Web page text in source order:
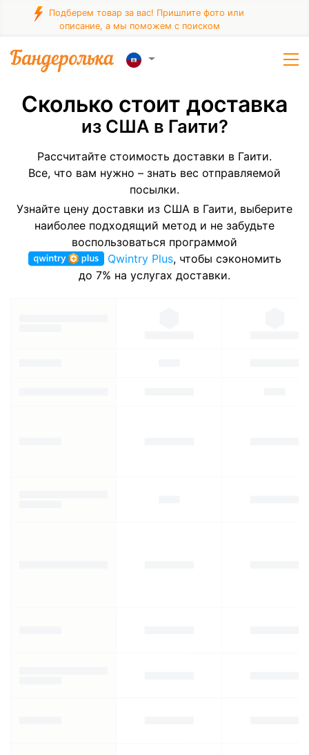
Подберем товар за вас! Пришлите фото или
описание, а мы поможем с поиском
Сколько стоит доставка
из США в Гаити?
Рассчитайте стоимость доставки в Гаити.
Все, что вам нужно – знать вес отправляемой
посылки.
Узнайте цену доставки из США в Гаити, выберите
наиболее подходящий метод и не забудьте
воспользоваться программой
Qwintry Plus, чтобы сэкономить
до 7% на услугах доставки.